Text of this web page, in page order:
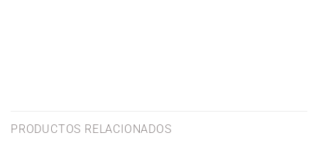
PRODUCTOS RELACIONADOS